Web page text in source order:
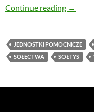
Continue reading W
→
JEDNOSTKI POMOCNICZE
SOŁECTWA
SOŁTYS